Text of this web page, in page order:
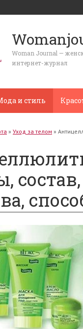
Woman Journal —
интернет-журнал
и стиль
» Уход за телом »